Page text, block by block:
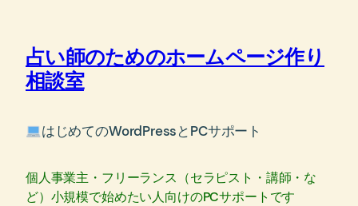
占い師のためのホームページ作り
相談室
はじめてのWordPressとPCサポート
個人事業主・フリーランス（セラピスト・講師・な
ど）小規模で始めたい人向けのPCサポートです